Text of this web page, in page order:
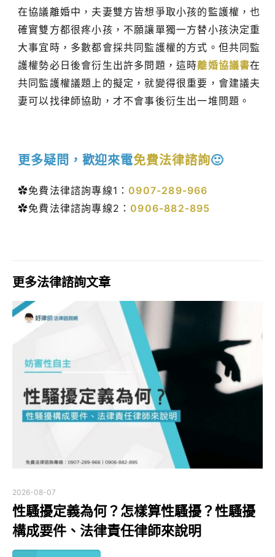
在協議離婚中，夫妻雙方皆想爭取小孩的監護權，也
確實雙方都很疼小孩，不願讓單獨一方替小孩決定重
大事宜時，多數都會採共同監護權的方式。但共同監
護權勢必日後會衍生出許多問題，這時離婚協議書在
共同監護權議題上的擬定，就變得很重要，會建議夫
妻可以找律師協助，才不會事後衍生出一堆問題。
更多疑問，歡迎來電免費法律諮詢🙂
✿免費法律諮詢專線1： 0907-289-966
✿免費法律諮詢專線2： 0906-882-895
更多法律諮詢文章
2026-08-07
性騷擾定義為何？怎樣算性騷擾？性騷擾
構成要件、法律責任律師來說明